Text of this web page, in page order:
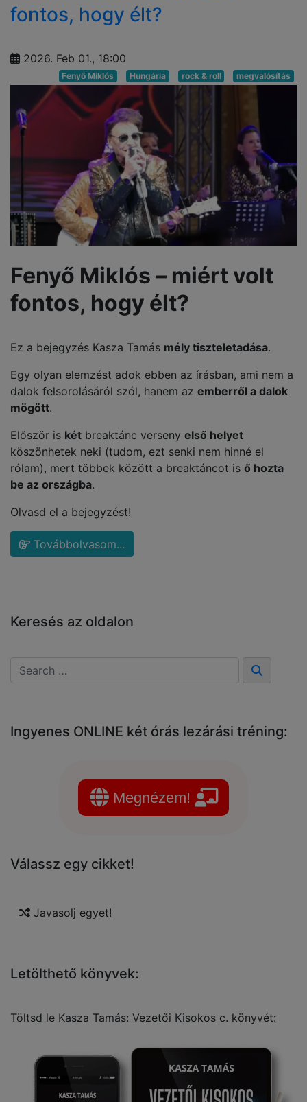
fontos, hogy élt?
2026. Feb 01., 18:00
Fenyő Miklós Hungária rock & roll megvalósítás
Fenyő Miklós – miért volt
fontos, hogy élt?
Ez a bejegyzés Kasza Tamás mély tiszteletadása.
Egy olyan elemzést adok ebben az írásban, ami nem a
dalok felsorolásáról szól, hanem az emberről a dalok
mögött.
Először is két breaktánc verseny első helyet
köszönhetek neki (tudom, ezt senki nem hinné el
rólam), mert többek között a breaktáncot is ő hozta
be az országba.
Olvasd el a bejegyzést!
Továbbolvasom...
Keresés az oldalon
Ingyenes ONLINE két órás lezárási tréning:
Megnézem!
Válassz egy cikket!
Javasolj egyet!
Letölthető könyvek:
Töltsd le Kasza Tamás: Vezetői Kisokos c. könyvét: